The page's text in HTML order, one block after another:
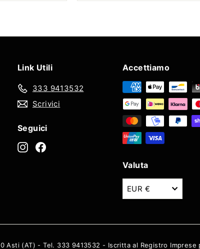
Link Utili
333 9413532
Scrivici
Seguici
Instagram
Accettiamo
Valuta
EUR €
(AT) - Tel. 333 9413532 - Iscritta al Registro Imprese